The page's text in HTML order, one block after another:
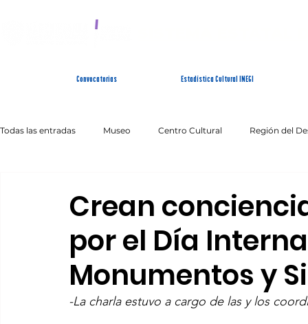
Convocatorias Estadística Cultural INEGI
Todas las entradas Museo Centro Cultural Región del
Crean
por el Día
Monumentos y
-La charla estuvo a cargo de las y los